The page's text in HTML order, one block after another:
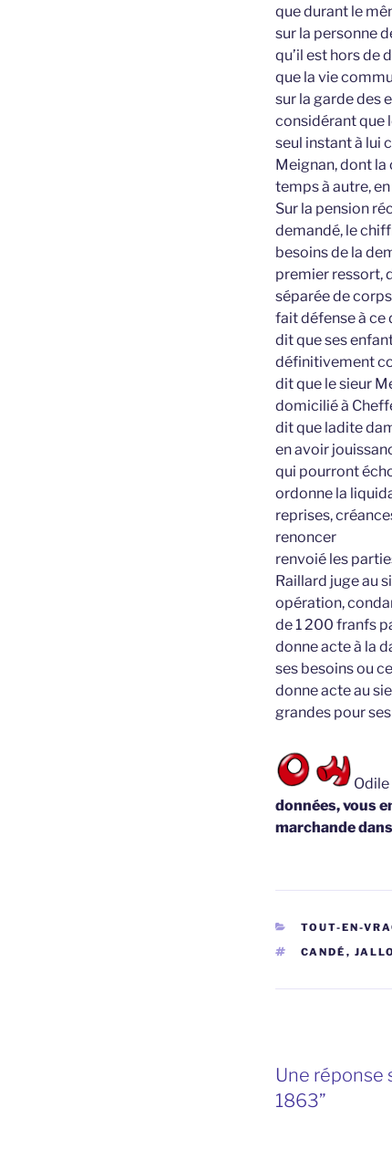
que durant le
sur la personne
qu’il est hors de
que la vie
sur la garde des
considérant que
seul instant à lui
Meignan, dont
temps à autre,
Sur la pension
demandé, le
besoins de la
premier ressort,
séparée de
fait défense à ce
dit que ses
définitivement
dit que le sieur
domicilié à
dit que ladite
en avoir
qui pourront
ordonne la
reprises,
renoncer
renvoié les
Raillard juge au
opération,
de 1 200 franfs
donne acte à la
ses besoins ou
donne acte au
grandes pour
données, vous
marchande
CATÉGORIES
TOUT-EN-
ÉTIQUETTES
CANDÉ ,
Une réponse
1863”